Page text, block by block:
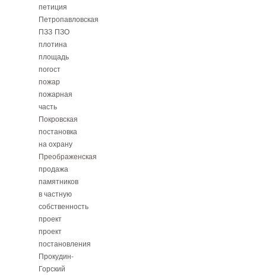
петиция
Петропавловская
ПЗЗ ПЗО
плотина
площадь
погост
пожар
пожарная
часть
Покровская
постановка
на охрану
Преображенская
продажа
памятников
в частную
собственность
проект
проект
постановления
Прокудин-
Горский